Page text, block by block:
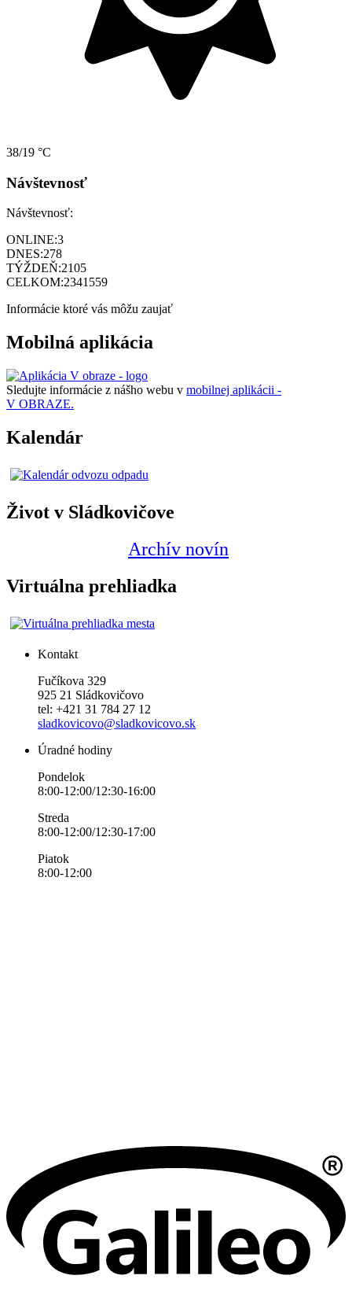
38/19 °C
Návštevnosť
Návštevnosť:
ONLINE:3
DNES:278
TÝŽDEŇ:2105
CELKOM:2341559
Informácie ktoré vás môžu zaujať
Mobilná aplikácia
Sledujte informácie z nášho webu v mobilnej aplikácii -
V OBRAZE.
Kalendár
Život v Sládkovičove
Archív novín
Virtuálna prehliadka
Kontakt
Fučíkova 329
925 21 Sládkovičovo
tel: +421 31 784 27 12
sladkovicovo@sladkovicovo.sk
Úradné hodiny
Pondelok
8:00-12:00/12:30-16:00
Streda
8:00-12:00/12:30-17:00
Piatok
8:00-12:00